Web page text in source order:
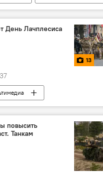
День Лачплесиса
13
Рига
повысить
Танкам